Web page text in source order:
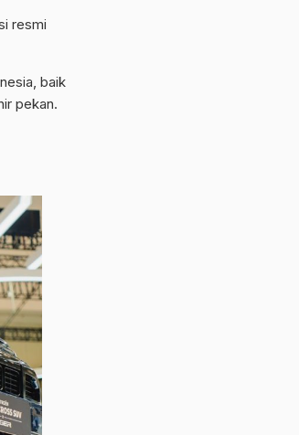
resmi
baik
pekan.